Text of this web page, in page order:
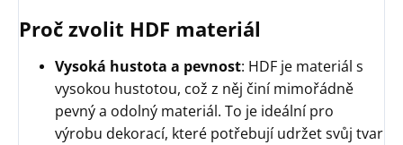
Proč zvolit HDF materiál
Vysoká hustota a pevnost: HDF je materiál s
vysokou hustotou, což z něj činí mimořádně
pevný a odolný materiál. To je ideální pro
výrobu dekorací, které potřebují udržet svůj tvar